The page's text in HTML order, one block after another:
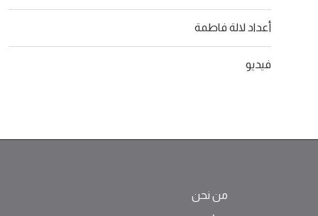
أعداد لالة فاطمة
فيديو
من نحن